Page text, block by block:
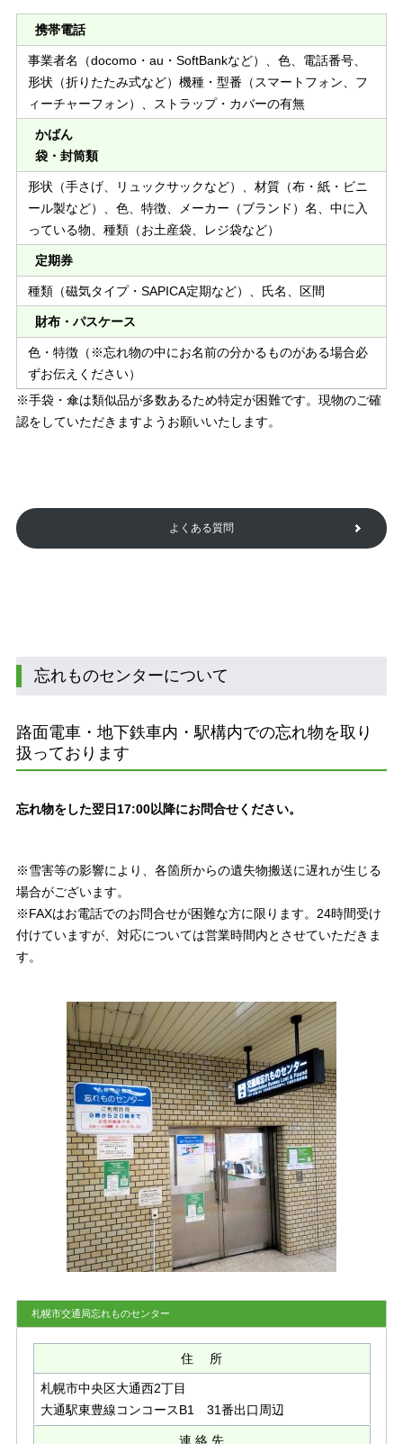
携帯電話
事業者名（docomo・au・SoftBankなど）、⾊、電話番号、
形状（折りたたみ式など）機種・型番（スマートフォン、フ
ィーチャーフォン）、ストラップ・カバーの有無
かばん
袋・封筒類
形状（⼿さげ、リュックサックなど）、材質（布・紙・ビニ
ール製など）、⾊、特徴、メーカー（ブランド）名、中に⼊
っている物、種類（お⼟産袋、レジ袋など）
定期券
種類（磁気タイプ・SAPICA定期など）、⽒名、区間
財布・パスケース
⾊・特徴（※忘れ物の中にお名前の分かるものがある場合必
ずお伝えください）
※⼿袋・傘は類似品が多数あるため特定が困難です。現物のご確
認をしていただきますようお願いいたします。
よくある質問
忘れものセンターについて
路⾯電⾞・地下鉄⾞内・駅構内での忘れ物を取り
扱っております
忘れ物をした翌日17:00以降にお問合せください。
※雪害等の影響により、各箇所からの遺失物搬送に遅れが生じる
場合がございます。
※FAXはお電話でのお問合せが困難な方に限ります。24時間受け
付けていますが、対応については営業時間内とさせていただきま
す。
札幌市交通局忘れものセンター
住 所
札幌市中央区⼤通⻄2丁⽬
⼤通駅東豊線コンコースB1 31番出⼝周辺
連 絡 先